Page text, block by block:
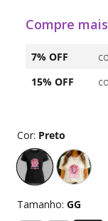
Compre
7% OFF
15% OFF
Cor: Preto
Tamanho: GG